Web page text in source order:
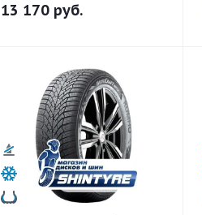
13 170 руб.